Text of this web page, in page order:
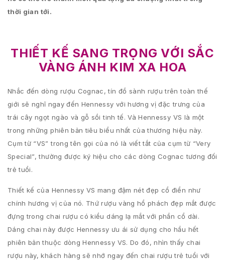
thời gian tới.
THIẾT KẾ SANG TRỌNG VỚI SẮC
VÀNG ÁNH KIM XA HOA
Nhắc đến dòng rượu Cognac, tín đồ sành rượu trên toàn thế
giới sẽ nghĩ ngay đến Hennessy với hương vị đặc trưng của
trái cây ngọt ngào và gỗ sồi tinh tế. Và Hennessy VS là một
trong những phiên bản tiêu biểu nhất của thương hiệu này.
Cụm từ “VS” trong tên gọi của nó là viết tắt của cụm từ “Very
Special”, thường được ký hiệu cho các dòng Cognac tương đối
trẻ tuổi.
Thiết kế của Hennessy VS mang đậm nét đẹp cổ điển như
chính hương vị của nó. Thứ rượu vàng hổ phách đẹp mắt được
đựng trong chai rượu có kiểu dáng lạ mắt với phần cổ dài.
Dáng chai này được Hennessy ưu ái sử dụng cho hầu hết
phiên bản thuộc dòng Hennessy VS. Do đó, nhìn thấy chai
rượu này, khách hàng sẽ nhớ ngay đến chai rượu trẻ tuổi với